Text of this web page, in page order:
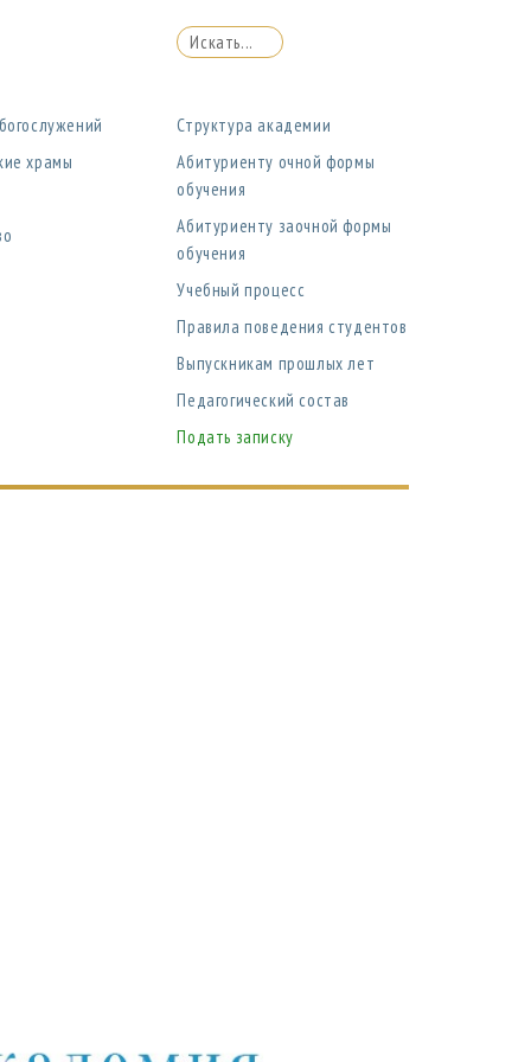
храмы
Структура академии
Абитуриенту очной формы
обучения
Абитуриенту заочной формы
обучения
Учебный процесс
Правила поведения студентов
Выпускникам прошлых лет
Педагогический состав
Подать записку